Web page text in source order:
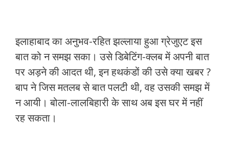
इलाहाबाद का अनुभव-रहित झल्लाया हुआ ग्रेजुएट इस
बात को न समझ सका। उसे डिबेटिंग-क्लब में अपनी बात
पर अड़ने की आदत थी, इन हथकंडों की उसे क्या खबर ?
बाप ने जिस मतलब से बात पलटी थी, वह उसकी समझ में
न आयी। बोला-लालबिहारी के साथ अब इस घर में नहीं
रह सकता।